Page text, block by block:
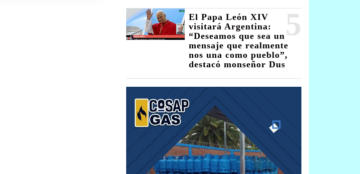
5
El Papa León XIV
visitará Argentina:
“Deseamos que sea un
mensaje que realmente
nos una como pueblo”,
destacó monseñor Dus